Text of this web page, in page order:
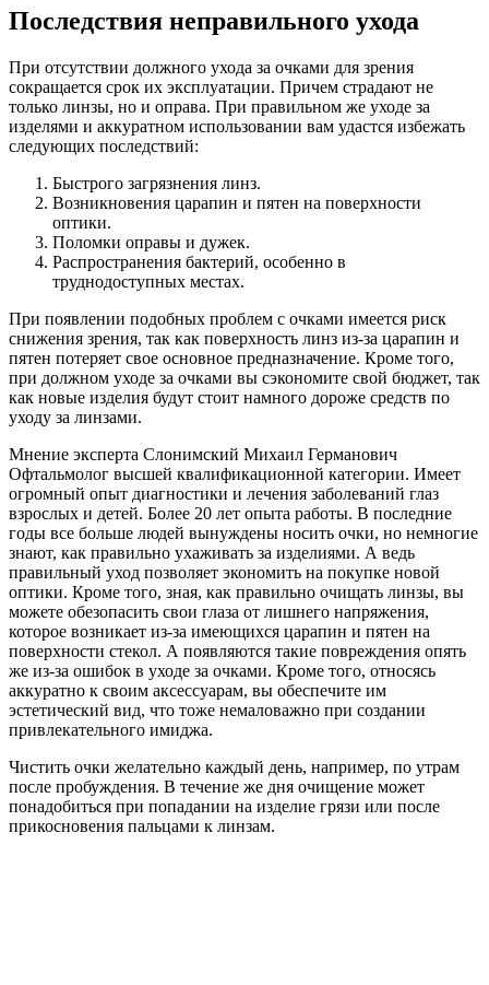
Последствия неправильного ухода
При отсутствии должного ухода за очками для зрения
сокращается срок их эксплуатации. Причем страдают не
только линзы, но и оправа. При правильном же уходе за
изделями и аккуратном использовании вам удастся избежать
следующих последствий:
Быстрого загрязнения линз.
Возникновения царапин и пятен на поверхности
оптики.
Поломки оправы и дужек.
Распространения бактерий, особенно в
труднодоступных местах.
При появлении подобных проблем с очками имеется риск
снижения зрения, так как поверхность линз из-за царапин и
пятен потеряет свое основное предназначение. Кроме того,
при должном уходе за очками вы сэкономите свой бюджет, так
как новые изделия будут стоит намного дороже средств по
уходу за линзами.
Мнение эксперта Слонимский Михаил Германович
Офтальмолог высшей квалификационной категории. Имеет
огромный опыт диагностики и лечения заболеваний глаз
взрослых и детей. Более 20 лет опыта работы. В последние
годы все больше людей вынуждены носить очки, но немногие
знают, как правильно ухаживать за изделиями. А ведь
правильный уход позволяет экономить на покупке новой
оптики. Кроме того, зная, как правильно очищать линзы, вы
можете обезопасить свои глаза от лишнего напряжения,
которое возникает из-за имеющихся царапин и пятен на
поверхности стекол. А появляются такие повреждения опять
же из-за ошибок в уходе за очками. Кроме того, относясь
аккуратно к своим аксессуарам, вы обеспечите им
эстетический вид, что тоже немаловажно при создании
привлекательного имиджа.
Чистить очки желательно каждый день, например, по утрам
после пробуждения. В течение же дня очищение может
понадобиться при попадании на изделие грязи или после
прикосновения пальцами к линзам.